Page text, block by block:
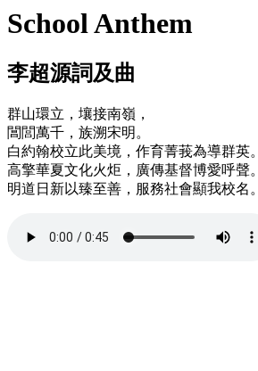
School Anthem
李超源詞及曲
群山環立，壤接南嶺，
閶閭萬千，族溯宋明。
白約翰校立此美境，作育菁莪為導群英。
高擎華夏文化火炬，廣傳基督博愛呼聲。
明道日新以臻至善，服務社會顯我校名。